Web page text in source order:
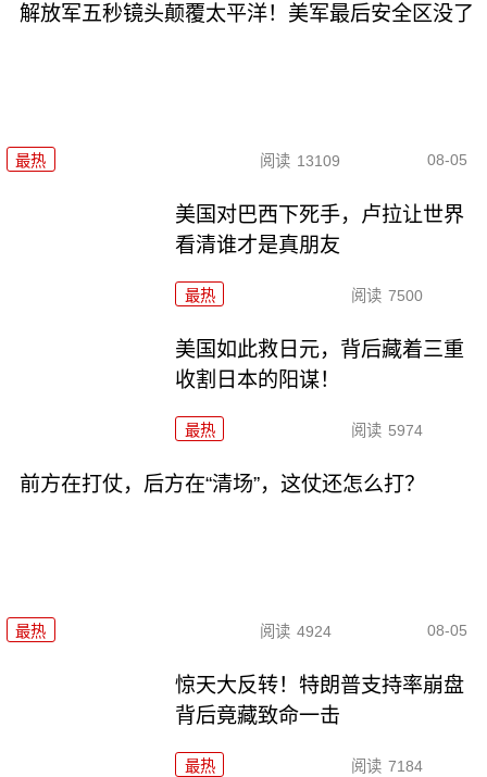
解放军五秒镜头颠覆太平洋！美军最后安全区没了
最热 阅读 13109 08-05
美国对巴西下死手，卢拉让世界
看清谁才是真朋友
最热 阅读 7500
美国如此救日元，背后藏着三重
收割日本的阳谋！
最热 阅读 5974
前方在打仗，后方在“清场”，这仗还怎么打？
最热 阅读 4924 08-05
惊天大反转！特朗普支持率崩盘
背后竟藏致命一击
最热 阅读 7184